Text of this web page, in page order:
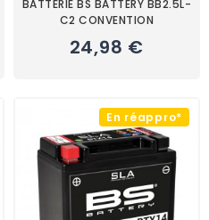
BATTERIE BS BATTERY BB2.5L-
C2 CONVENTION
24,98 €
En réappro*